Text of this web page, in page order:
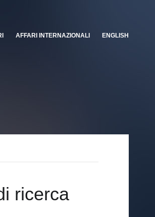
AFFARI INTERNAZIONALI ENGLISH
ricerca